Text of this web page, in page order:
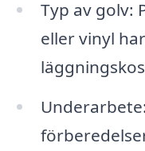
Typ av golv:
eller vinyl